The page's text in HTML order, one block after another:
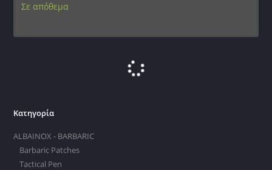
Σε απόθεμα
Κατηγορία
ALBAINOX - BARBARIC
Barbaric Patches
Tactical Pen